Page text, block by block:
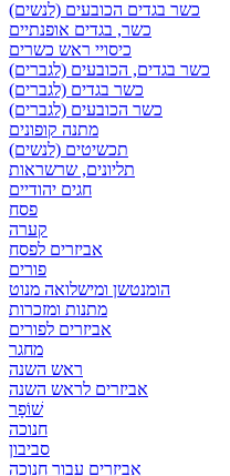
כשר בגדים הכובעים (לנשים)
כשר, בגדים אופנתיים
כיסויי ראש כשרים
כשר בגדים, הכובעים (לגברים)
כשר בגדים (לגברים)
כשר הכובעים (לגברים)
מתנה קופונים
תכשיטים (לנשים)
תליונים, שרשראות
חגים יהודיים
פסח
קערה
אביזרים לפסח
פורים
הומנטשן ומישלואה מנוט
מתנות ומזכרות
אביזרים לפורים
מחגר
ראש השנה
אביזרים לראש השנה
שׁוֹפָר
חנוכה
סביבון
אביזרים עבור חנוכה